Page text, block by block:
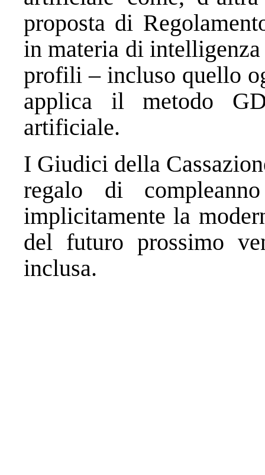
proposta di
in materia di
profili – incluso quello
applica il metodo
artificiale.
I Giudici della
regalo di
implicitamente la
del futuro prossimo
inclusa.